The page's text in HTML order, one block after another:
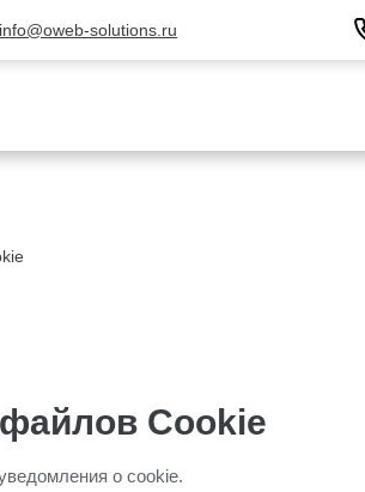
info@oweb-solutions.ru
Cookie
о cookie.